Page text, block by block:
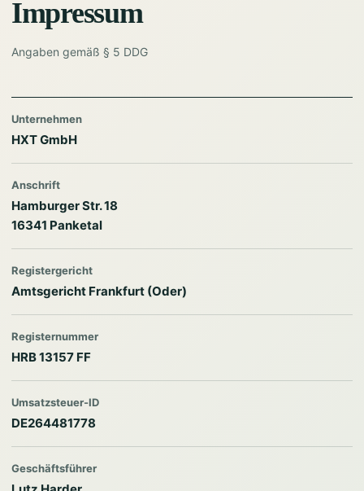
Impressum
Angaben gemäß § 5 DDG
Unternehmen
HXT GmbH
Anschrift
Hamburger Str. 18
16341 Panketal
Registergericht
Amtsgericht Frankfurt (Oder)
Registernummer
HRB 13157 FF
Umsatzsteuer-ID
DE264481778
Geschäftsführer